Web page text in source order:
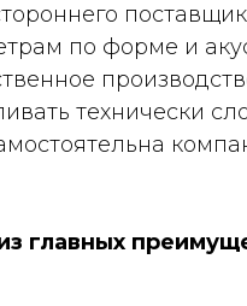
по форме и
технически
главных